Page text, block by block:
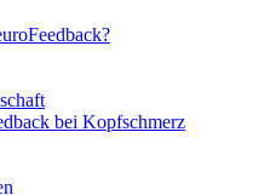
bei Kopfschmerz